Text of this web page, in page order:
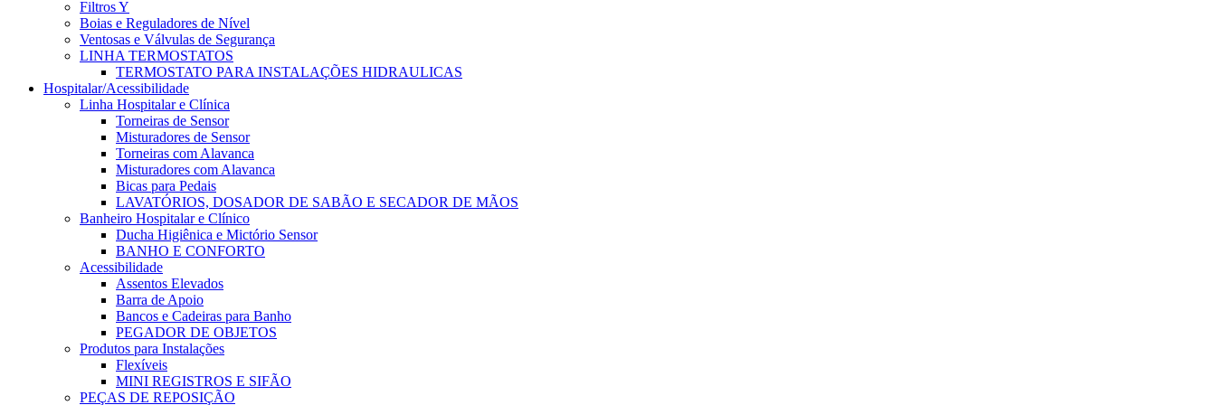
Filtros Y
Boias e Reguladores de Nível
Ventosas e Válvulas de Segurança
LINHA TERMOSTATOS
TERMOSTATO PARA INSTALAÇÕES HIDRAULICAS
Hospitalar/Acessibilidade
Linha Hospitalar e Clínica
Torneiras de Sensor
Misturadores de Sensor
Torneiras com Alavanca
Misturadores com Alavanca
Bicas para Pedais
LAVATÓRIOS, DOSADOR DE SABÃO E SECADOR DE MÃOS
Banheiro Hospitalar e Clínico
Ducha Higiênica e Mictório Sensor
BANHO E CONFORTO
Acessibilidade
Assentos Elevados
Barra de Apoio
Bancos e Cadeiras para Banho
PEGADOR DE OBJETOS
Produtos para Instalações
Flexíveis
MINI REGISTROS E SIFÃO
PEÇAS DE REPOSIÇÃO